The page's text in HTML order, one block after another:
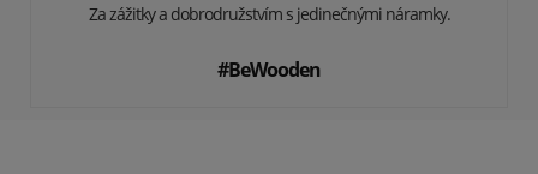
Za zážitky a dobrodružstvím s jedinečnými náramky.
#BeWooden